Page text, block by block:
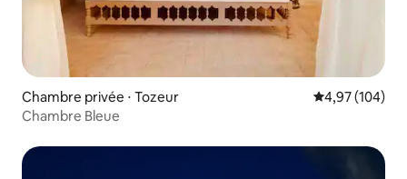
Chambre privée ⋅ Tozeur Évaluation
4,97 (104)
Chambre Bleue